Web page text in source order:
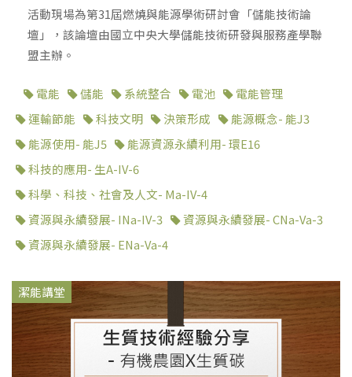
活動現場為第31屆燃燒與能源學術研討會「儲能技術論
壇」，該論壇由國立中央大學儲能技術研發與服務產學聯
盟主辦。
電能 儲能 系統整合 電池
電能管理
運輸節能
科技文明 決策形成
能源概念- 能J3
能源使用- 能J5
能源資源永續利用- 環E16
科技的應用- 生A-IV-6
科學、科技、社會及人文- Ma-IV-4
資源與永續發展- INa-IV-3
資源與永續發展- CNa-Va-3
資源與永續發展- ENa-Va-4
潔能講堂